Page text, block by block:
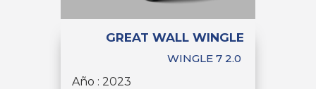
GREAT WALL WINGLE
WINGLE 7 2.0
Año : 2023